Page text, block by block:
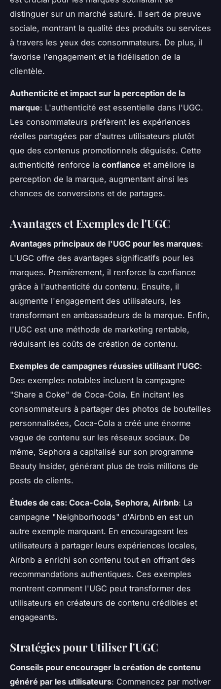
distinguer sur un marché saturé. Il sert de preuve
sociale, montrant la qualité des produits ou services
à travers les yeux des consommateurs. De plus, il
favorise l'engagement et la fidélisation de la
clientèle.
Authenticité et impact sur la perception de la
marque: L'authenticité est essentielle dans l'UGC.
Les consommateurs préfèrent les expériences
réelles partagées par d'autres utilisateurs plutôt
que des contenus promotionnels déguisés. Cette
authenticité renforce la confiance et améliore la
perception de la marque, augmentant ainsi les
chances de conversions et de partages.
Avantages et Exemples de l'UGC
Avantages principaux de l'UGC pour les marques:
L'UGC offre des avantages significatifs pour les
marques. Premièrement, il renforce la confiance
grâce à l'authenticité du contenu. Ensuite, il
augmente l'engagement des utilisateurs, les
transformant en ambassadeurs de la marque. Enfin,
l'UGC est une méthode de marketing rentable,
réduisant les coûts de création de contenu.
Exemples de campagnes réussies utilisant l'UGC:
Des exemples notables incluent la campagne
"Share a Coke" de Coca-Cola. En incitant les
consommateurs à partager des photos de bouteilles
personnalisées, Coca-Cola a créé une énorme
vague de contenu sur les réseaux sociaux. De
même, Sephora a capitalisé sur son programme
Beauty Insider, générant plus de trois millions de
posts de clients.
Études de cas: Coca-Cola, Sephora, Airbnb: La
campagne "Neighborhoods" d'Airbnb en est un
autre exemple marquant. En encourageant les
utilisateurs à partager leurs expériences locales,
Airbnb a enrichi son contenu tout en offrant des
recommandations authentiques. Ces exemples
montrent comment l'UGC peut transformer des
utilisateurs en créateurs de contenu crédibles et
engageants.
Stratégies pour Utiliser l'UGC
Conseils pour encourager la création de contenu
généré par les utilisateurs: Commencez par motiver